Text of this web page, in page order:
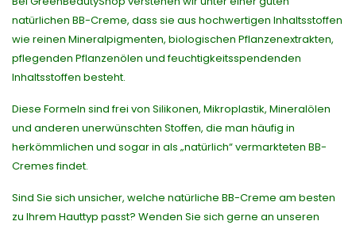
natürlichen BB-Creme, dass sie aus hochwertigen Inhaltsstoffen
wie reinen Mineralpigmenten, biologischen Pflanzenextrakten,
pflegenden Pflanzenölen und feuchtigkeitsspendenden
Inhaltsstoffen besteht.
Diese Formeln sind frei von Silikonen, Mikroplastik, Mineralölen
und anderen unerwünschten Stoffen, die man häufig in
herkömmlichen und sogar in als „natürlich“ vermarkteten BB-
Cremes findet.
Sind Sie sich unsicher, welche natürliche BB-Creme am besten
zu Ihrem Hauttyp passt? Wenden Sie sich gerne an unseren